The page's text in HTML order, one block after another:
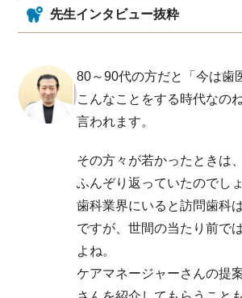
先生インタビュー抜粋
80～90代の方だと「今は歯
こんなことをする時代なの
言われます。
その方々が若かったときは
ふんぞり返っていたのでしょ
歯科業界にいると訪問歯科
ですが、世間の当たり前で
よね。
ケアマネージャーさんの提